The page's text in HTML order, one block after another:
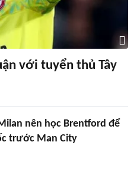
với tuyển thủ Tây
nên học Brentford để
trước Man City